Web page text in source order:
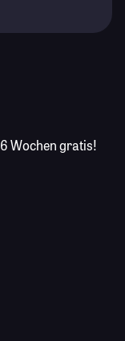
6 Wochen gratis!